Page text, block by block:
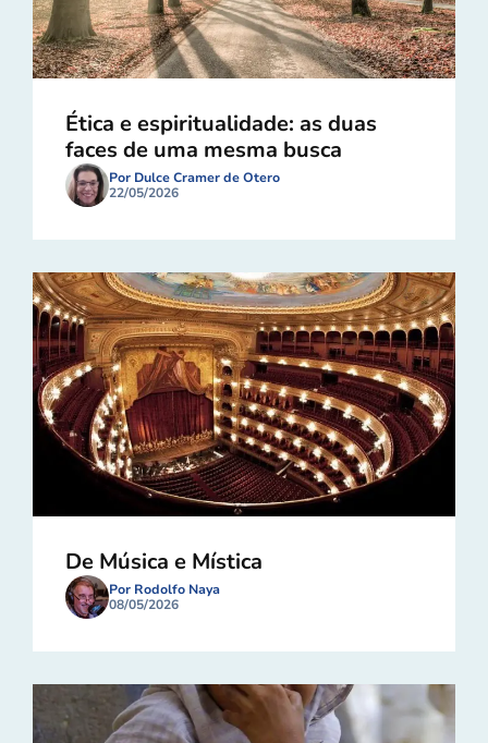
Ética e espiritualidade: as duas
faces de uma mesma busca
Por Dulce Cramer de Otero
22/05/2026
De Música e Mística
Por Rodolfo Naya
08/05/2026